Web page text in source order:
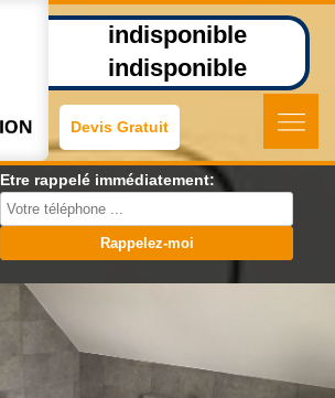
indisponible
indisponible
Devis Gratuit
Etre rappelé immédiatement: